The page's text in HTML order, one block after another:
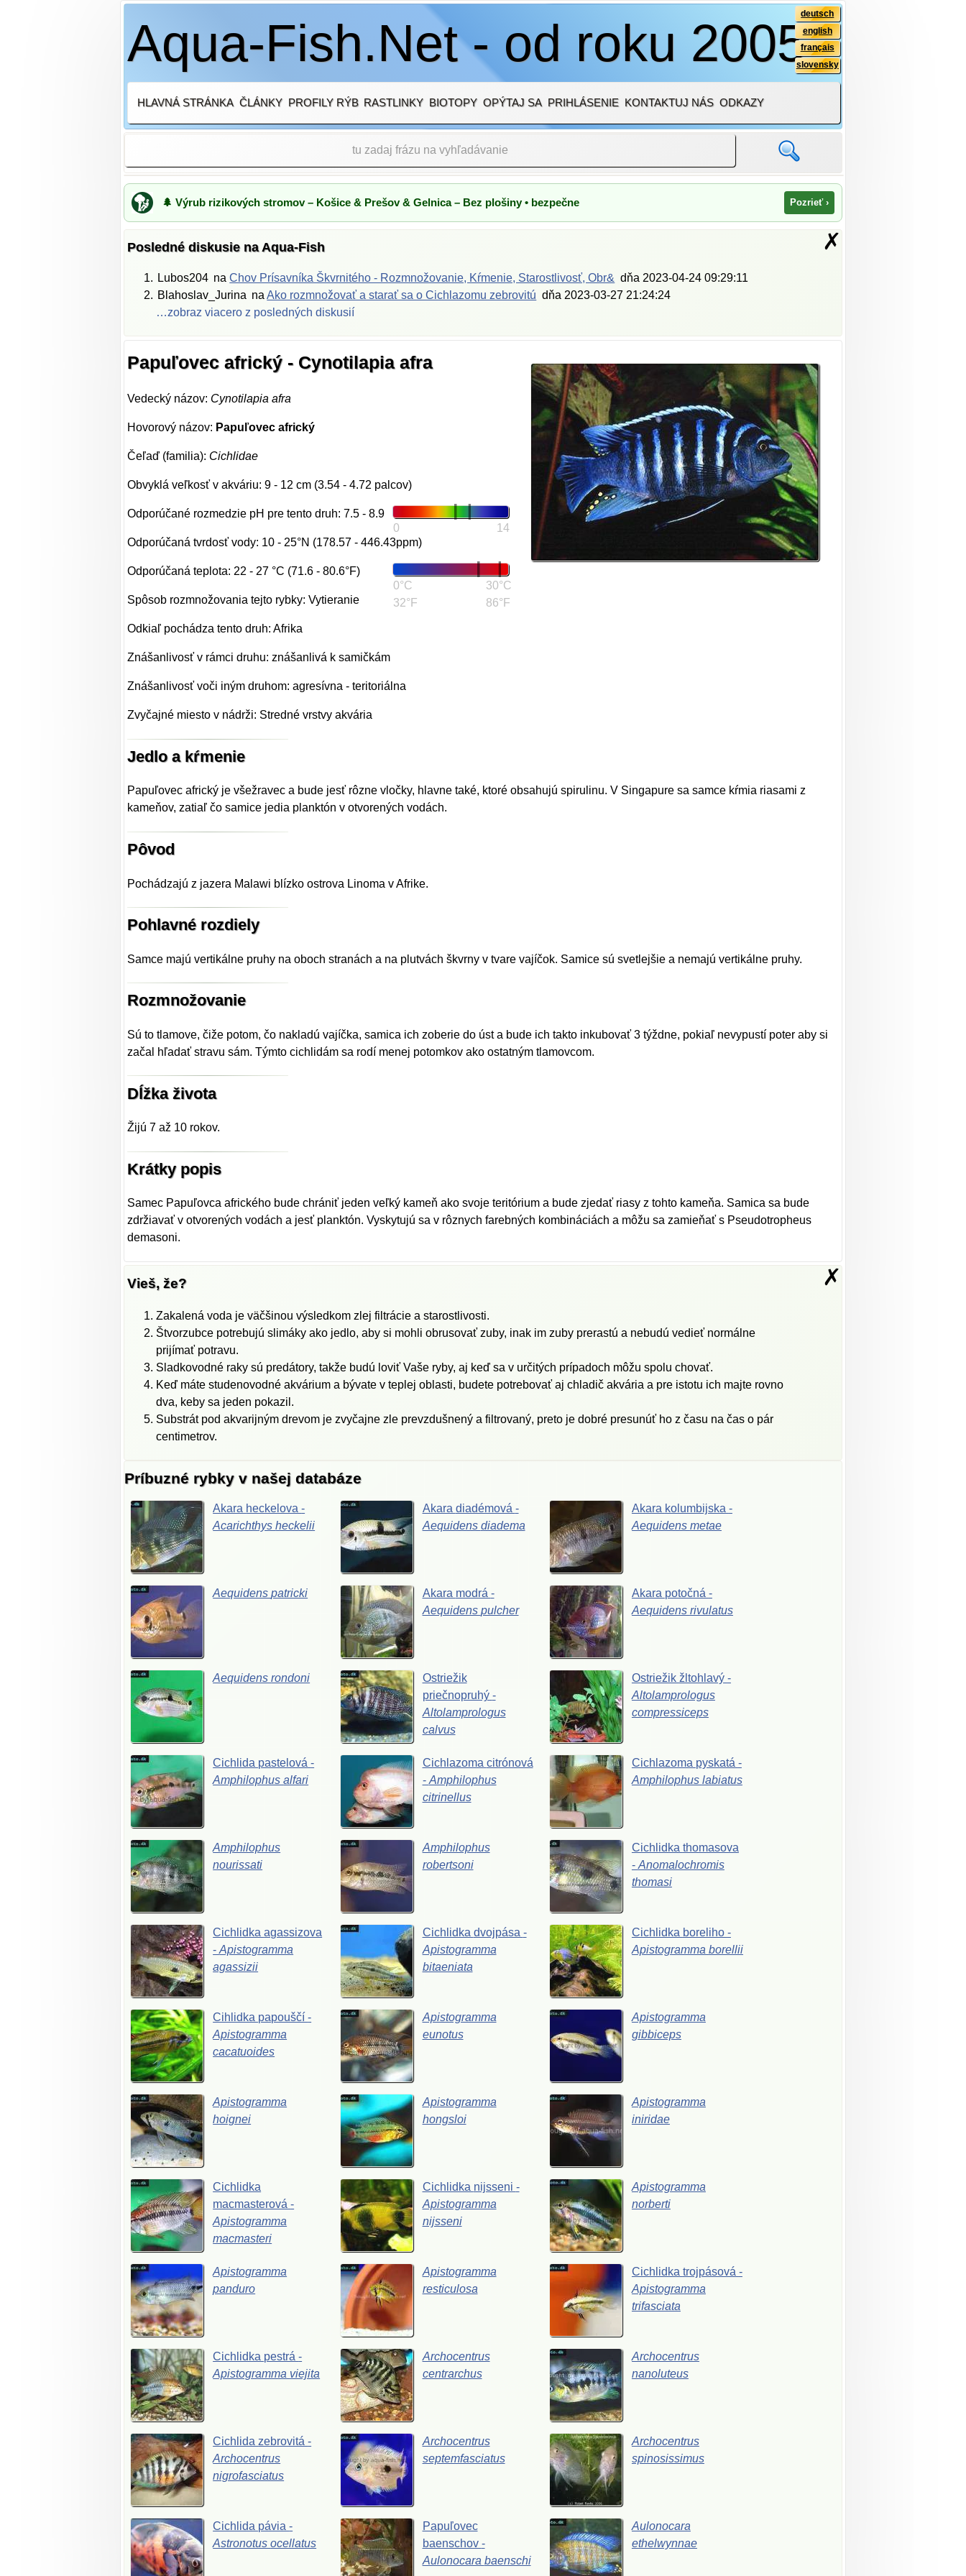
Aqua-Fish.Net - od roku 2005
deutsch
english
français
slovensky
HLAVNÁ STRÁNKA ČLÁNKY PROFILY RÝB RASTLINKY BIOTOPY OPÝTAJ SA PRIHLÁSENIE KONTAKTUJ NÁS ODKAZY
🌲 Výrub rizikových stromov – Košice & Prešov & Gelnica – Bez plošiny • bezpečne Pozrieť ›
Posledné diskusie na Aqua-Fish ✗
Lubos204 naChov Prísavníka Škvrnitého - Rozmnožovanie, Kŕmenie, Starostlivosť, Obr& dňa 2023-04-24 09:29:11
Blahoslav_Jurina naAko rozmnožovať a starať sa o Cichlazomu zebrovitú dňa 2023-03-27 21:24:24
…zobraz viacero z posledných diskusií
Papuľovec africký - Cynotilapia afra
Vedecký názov: Cynotilapia afra
Hovorový názov: Papuľovec africký
Čeľaď (familia): Cichlidae
Obvyklá veľkosť v akváriu: 9 - 12 cm (3.54 - 4.72 palcov)
0 14
Odporúčané rozmedzie pH pre tento druh: 7.5 - 8.9
Odporúčaná tvrdosť vody: 10 - 25°N (178.57 - 446.43ppm)
0°C
32°F
30°C
86°F
Odporúčaná teplota: 22 - 27 °C (71.6 - 80.6°F)
Spôsob rozmnožovania tejto rybky: Vytieranie
Odkiaľ pochádza tento druh: Afrika
Znášanlivosť v rámci druhu: znášanlivá k samičkám
Znášanlivosť voči iným druhom: agresívna - teritoriálna
Zvyčajné miesto v nádrži: Stredné vrstvy akvária
Jedlo a kŕmenie
Papuľovec africký je všežravec a bude jesť rôzne vločky, hlavne také, ktoré obsahujú spirulinu. V Singapure sa samce kŕmia riasami z
kameňov, zatiaľ čo samice jedia planktón v otvorených vodách.
Pôvod
Pochádzajú z jazera Malawi blízko ostrova Linoma v Afrike.
Pohlavné rozdiely
Samce majú vertikálne pruhy na oboch stranách a na plutvách škvrny v tvare vajíčok. Samice sú svetlejšie a nemajú vertikálne pruhy.
Rozmnožovanie
Sú to tlamove, čiže potom, čo nakladú vajíčka, samica ich zoberie do úst a bude ich takto inkubovať 3 týždne, pokiaľ nevypustí poter aby si
začal hľadať stravu sám. Týmto cichlidám sa rodí menej potomkov ako ostatným tlamovcom.
Dĺžka života
Žijú 7 až 10 rokov.
Krátky popis
Samec Papuľovca afrického bude chrániť jeden veľký kameň ako svoje teritórium a bude zjedať riasy z tohto kameňa. Samica sa bude
zdržiavať v otvorených vodách a jesť planktón. Vyskytujú sa v rôznych farebných kombináciách a môžu sa zamieňať s Pseudotropheus
demasoni.
✗
Vieš, že?
Zakalená voda je väčšinou výsledkom zlej filtrácie a starostlivosti.
Štvorzubce potrebujú slimáky ako jedlo, aby si mohli obrusovať zuby, inak im zuby prerastú a nebudú vedieť normálne
prijímať potravu.
Sladkovodné raky sú predátory, takže budú loviť Vaše ryby, aj keď sa v určitých prípadoch môžu spolu chovať.
Keď máte studenovodné akvárium a bývate v teplej oblasti, budete potrebovať aj chladič akvária a pre istotu ich majte rovno
dva, keby sa jeden pokazil.
Substrát pod akvarijným drevom je zvyčajne zle prevzdušnený a filtrovaný, preto je dobré presunúť ho z času na čas o pár
centimetrov.
Príbuzné rybky v našej databáze
Akara heckelova-
Acarichthysheckelii
Akara diadémová -
Aequidens diadema
Akara kolumbijska -
Aequidens metae
Aequidenspatricki Akara modrá -
Aequidens pulcher
Akara potočná -
Aequidens rivulatus
Aequidensrondoni
Ostriežik
priečnopruhý -
Altolamprologus
calvus
Ostriežik žltohlavý -
Altolamprologus
compressiceps
Cichlida pastelová-
Amphilophusalfari
Cichlazoma citrónová
- Amphilophus
citrinellus
Cichlazoma pyskatá -
Amphilophus labiatus
Amphilophus
nourissati
Amphilophus
robertsoni
Cichlidka thomasova
- Anomalochromis
thomasi
Cichlidkaagassizova
-Apistogramma
agassizii
Cichlidka dvojpása -
Apistogramma
bitaeniata
Cichlidka boreliho -
Apistogramma borellii
Cihlidka papouščí-
Apistogramma
cacatuoides
Apistogramma
eunotus
Apistogramma
gibbiceps
Apistogramma
hoignei
Apistogramma
hongsloi
Apistogramma
iniridae
Cichlidka
macmasterová-
Apistogramma
macmasteri
Cichlidka nijsseni -
Apistogramma
nijsseni
Apistogramma
norberti
Apistogramma
panduro
Apistogramma
resticulosa
Cichlidka trojpásová -
Apistogramma
trifasciata
Cichlidka pestrá-
Apistogramma viejita
Archocentrus
centrarchus
Archocentrus
nanoluteus
Cichlida zebrovitá-
Archocentrus
nigrofasciatus
Archocentrus
septemfasciatus
Archocentrus
spinosissimus
Cichlida pávia-
Astronotusocellatus
Papuľovec
baenschov -
Aulonocara baenschi
Aulonocara
ethelwynnae